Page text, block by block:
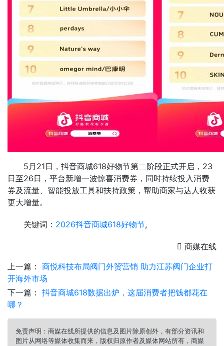
5月21日，抖音商城618好物节第二阶段正式开启，23
日至26日，平台新增一波惊喜消费券，同时持续投入消费
券及流量、智能投放工具和扶持政策，帮助商家与达人收获
更大增量。
关键词： 2026抖音商城618好物节,
 商媒在线
上一篇： 商悦科技布局阀门外贸营销 助力江苏阀门企业打
开海外市场
下一篇： 抖音商城618数据出炉，这届消费者把钱都花在
哪？
免责声明：商媒在线所提供的信息及图片除原创外，有部分资讯和
图片从网络等媒体收集而来，版权归原作者及媒体网站所有，商媒